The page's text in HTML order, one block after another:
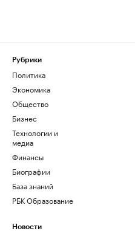
Рубрики
Политика
Экономика
Общество
Бизнес
Технологии и
медиа
Финансы
Биографии
База знаний
РБК Образование
Новости